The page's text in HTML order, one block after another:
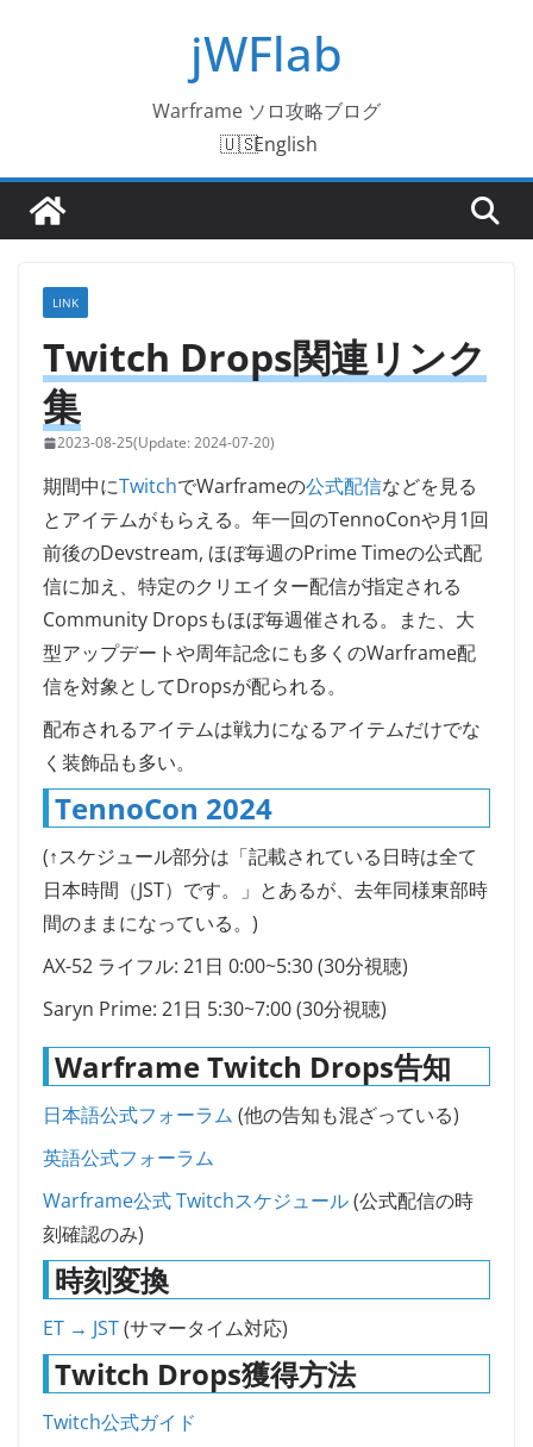
へ
jWFlab
Warframe ソロ攻略ブログ
English
LINK
Twitch Drops関連リンク
集
2023-08-25 2024-07-20
期間中にTwitchでWarframeの公式配信などを見る
とアイテムがもらえる。年一回のTennoConや月1回
前後のDevstream, ほぼ毎週のPrime Timeの公式配
信に加え、特定のクリエイター配信が指定される
Community Dropsもほぼ毎週催される。また、大
型アップデートや周年記念にも多くのWarframe配
信を対象としてDropsが配られる。
配布されるアイテムは戦力になるアイテムだけでな
く装飾品も多い。
TennoCon 2024
(↑スケジュール部分は「記載されている日時は全て
日本時間（JST）です。」とあるが、去年同様東部時
間のままになっている。)
AX-52 ライフル: 21日 0:00~5:30 (30分視聴)
Saryn Prime: 21日 5:30~7:00 (30分視聴)
Warframe Twitch Drops告知
日本語公式フォーラム (他の告知も混ざっている)
英語公式フォーラム
Warframe公式 Twitchスケジュール(公式配信の時
刻確認のみ)
時刻変換
ET → JST(サマータイム対応)
Twitch Drops獲得方法
Twitch公式ガイド